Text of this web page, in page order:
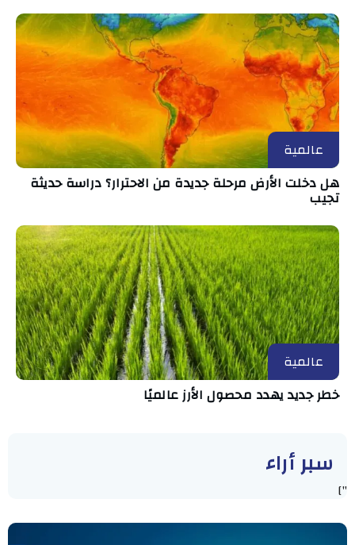
عالمية
هل دخلت الأرض مرحلة جديدة من الاحترار؟ دراسة حديثة
تجيب
عالمية
خطر جديد يهدد محصول الأرز عالميًا
سبر أراء
"]